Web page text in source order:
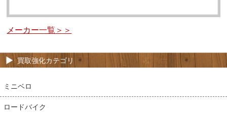
メーカー一覧＞＞
買取強化カテゴリ
ミニベロ
ロードバイク